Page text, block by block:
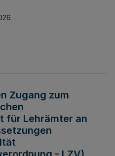
Zugang zum
für Lehrämter an